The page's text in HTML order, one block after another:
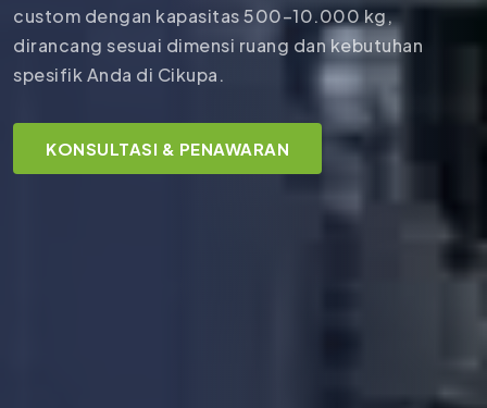
custom dengan kapasitas 500–10.000 kg,
dirancang sesuai dimensi ruang dan kebutuhan
spesifik Anda di Cikupa.
KONSULTASI & PENAWARAN